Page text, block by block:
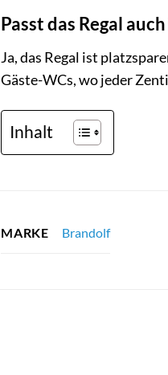
Passt das Regal
Ja, das Regal ist
Gäste-WCs, wo jeder
Inhalt
MARKE Brandolf